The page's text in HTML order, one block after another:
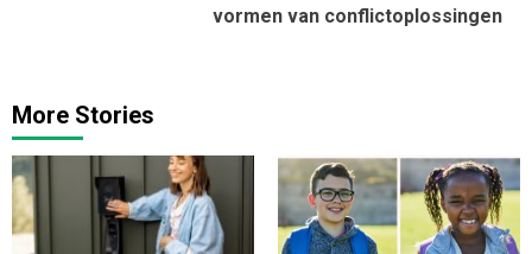
vormen van conflictoplossingen
More Stories